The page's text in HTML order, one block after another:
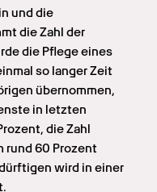
und die
die Zahl der
die Pflege eines
so langer Zeit
übernommen,
in letzten
die Zahl
rund 60 Prozent
wird in einer